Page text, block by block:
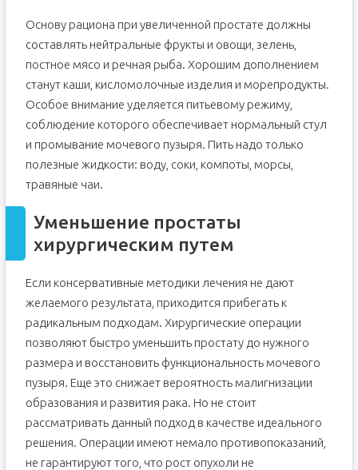
Основу рациона при увеличенной простате должны
составлять нейтральные фрукты и овощи, зелень,
постное мясо и речная рыба. Хорошим дополнением
станут каши, кисломолочные изделия и морепродукты.
Особое внимание уделяется питьевому режиму,
соблюдение которого обеспечивает нормальный стул
и промывание мочевого пузыря. Пить надо только
полезные жидкости: воду, соки, компоты, морсы,
травяные чаи.
Уменьшение простаты
хирургическим путем
Если консервативные методики лечения не дают
желаемого результата, приходится прибегать к
радикальным подходам. Хирургические операции
позволяют быстро уменьшить простату до нужного
размера и восстановить функциональность мочевого
пузыря. Еще это снижает вероятность малигнизации
образования и развития рака. Но не стоит
рассматривать данный подход в качестве идеального
решения. Операции имеют немало противопоказаний,
не гарантируют того, что рост опухоли не